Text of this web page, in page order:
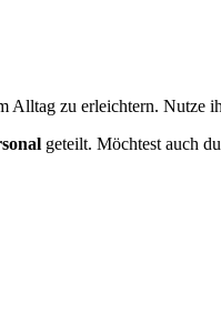
Alltag zu erleichtern. Nutze
geteilt. Möchtest auch